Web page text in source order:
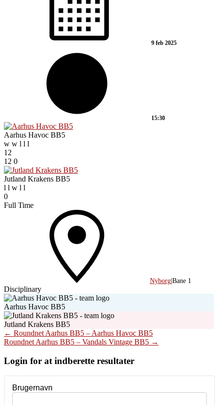
9 feb 2025
15:30
Aarhus Havoc BB5
w w l l l
12
12 0
Jutland Krakens BB5
l l w l l
0
Full Time
Nyborg Bane 1
Disciplinary
Aarhus Havoc BB5
Jutland Krakens BB5
Post
navigation
← Roundnet Aarhus BB5 – Aarhus Havoc BB5
Roundnet Aarhus BB5 – Vandals Vintage BB5 →
Login for at indberette resultater
Brugernavn